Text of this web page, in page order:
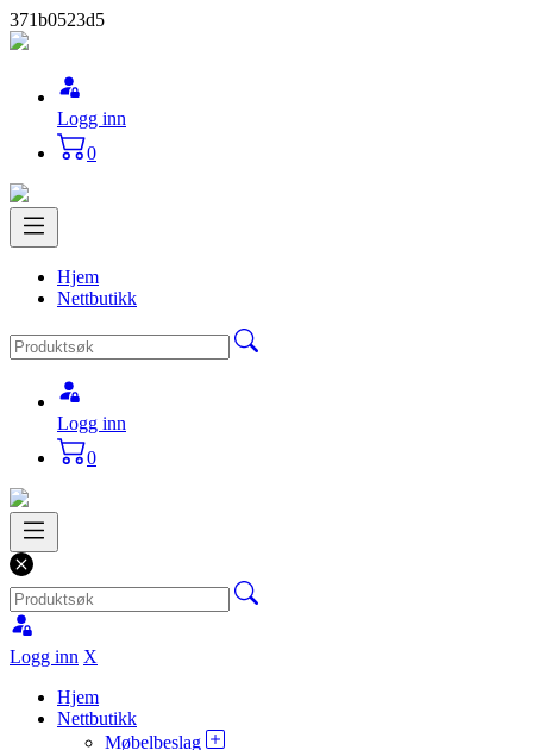
371b0523d5
Logg inn
0
Hjem
Nettbutikk
Logg inn
0
Logg inn X
Hjem
Nettbutikk
Møbelbeslag